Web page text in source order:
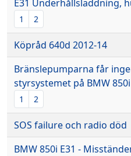
E31 Underhållsladdning,
1 2
Köpråd 640d 2012-14
Bränslepumparna får
styrsystemet på BMW 850i
1 2
SOS failure och radio död
BMW 850i E31 -